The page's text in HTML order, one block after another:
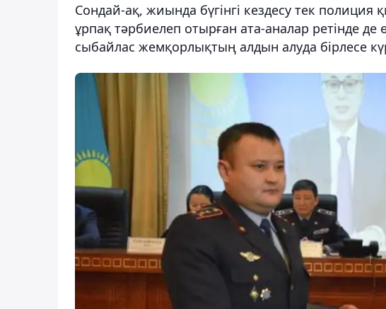
Сондай-ақ, жиында бүгінгі кездесу тек полиция
ұрпақ тәрбиелеп отырған ата-аналар ретінде
сыбайлас жемқорлықтың алдын алуда бірлесе